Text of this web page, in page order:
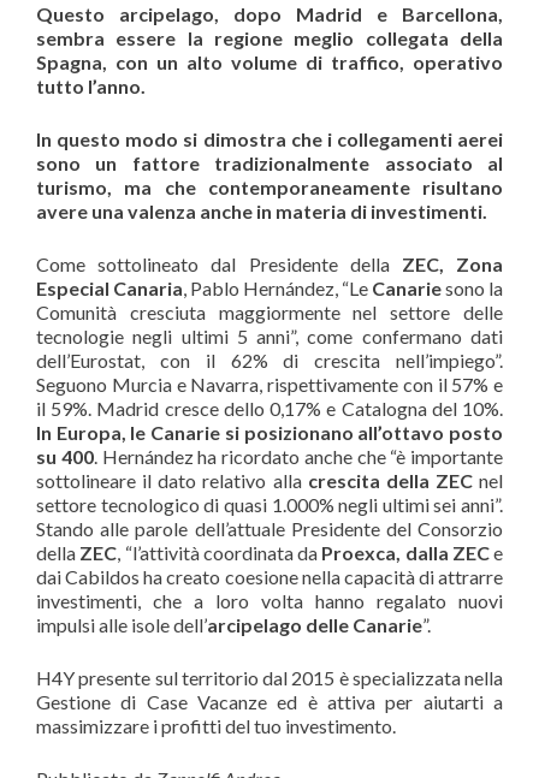
Questo arcipelago, dopo Madrid e Barcellona,
sembra essere la regione meglio collegata della
Spagna, con un alto volume di traffico, operativo
tutto l’anno.
In questo modo si dimostra che i collegamenti aerei
sono un fattore tradizionalmente associato al
turismo, ma che contemporaneamente risultano
avere una valenza anche in materia di investimenti.
Come sottolineato dal Presidente della ZEC, Zona
Especial Canaria, Pablo Hernández, “Le Canariesono la
Comunità cresciuta maggiormente nel settore delle
tecnologie negli ultimi 5 anni”, come confermano dati
dell’Eurostat, con il 62% di crescita nell’impiego”.
Seguono Murcia e Navarra, rispettivamente con il 57% e
il 59%. Madrid cresce dello 0,17% e Catalogna del 10%.
In Europa, le Canarie si posizionano all’ottavo posto
su 400. Hernández ha ricordato anche che “è importante
sottolineare il dato relativo alla crescita della ZEC nel
settore tecnologico di quasi 1.000% negli ultimi sei anni”.
Stando alle parole dell’attuale Presidente del Consorzio
della ZEC, “l’attività coordinata da Proexca, dalla ZECe
dai Cabildos ha creato coesione nella capacità di attrarre
investimenti, che a loro volta hanno regalato nuovi
impulsi alle isole dell’arcipelago delle Canarie”.
H4Y presente sul territorio dal 2015 è specializzata nella
Gestione di Case Vacanze ed è attiva per aiutarti a
massimizzare i profitti del tuo investimento.